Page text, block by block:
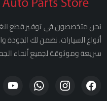
نحن متخصصون في توفير قطع
أنواع السيارات. نضمن لك
سريعة وموثوقة لجميع أنحاء